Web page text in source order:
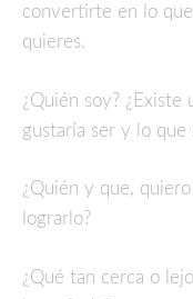
convertirte en lo
quieres.
¿Quién soy?
gustaría ser y lo que
¿Quién y que,
lograrlo?
¿Qué tan cerca o